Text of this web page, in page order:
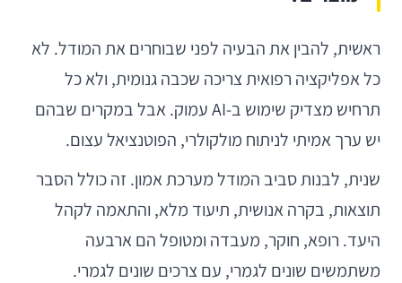
ראשית, להבין את הבעיה לפני שבוחרים את המודל. לא
כל אפליקציה רפואית צריכה שכבה גנומית, ולא כל
תרחיש מצדיק שימוש ב-AI עמוק. אבל במקרים שבהם
יש ערך אמיתי לניתוח מולקולרי, הפוטנציאל עצום.
שנית, לבנות סביב המודל מערכת אמון. זה כולל הסבר
תוצאות, בקרה אנושית, תיעוד מלא, והתאמה לקהל
היעד. רופא, חוקר, מעבדה ומטופל הם ארבעה
משתמשים שונים לגמרי, עם צרכים שונים לגמרי.